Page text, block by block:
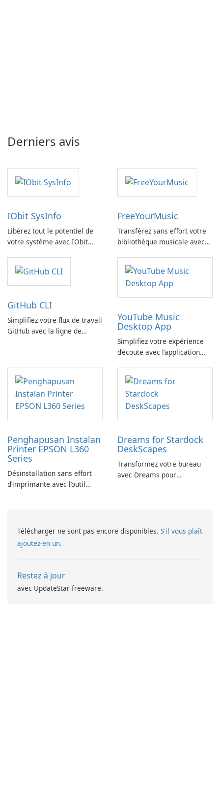
Derniers avis
IObit SysInfo
Libérez tout le potentiel de
votre système avec IObit
FreeYourMusic
Transférez sans effort votre
bibliothèque musicale avec
GitHub CLI
Simplifiez votre flux de travail
GitHub avec la ligne de
YouTube Music
Desktop App
Simplifiez votre expérience
d’écoute avec l’application
Penghapusan Instalan
Printer EPSON L360
Series
Désinstallation sans effort
d’imprimante avec l’outil
Dreams for Stardock
DeskScapes
Transformez votre bureau
avec Dreams pour
Télécharger ne sont pas encore disponibles. S'il vous plaît
ajoutez-en un.
Restez à jour
avec UpdateStar freeware.